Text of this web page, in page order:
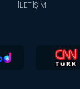
İLETİŞİM